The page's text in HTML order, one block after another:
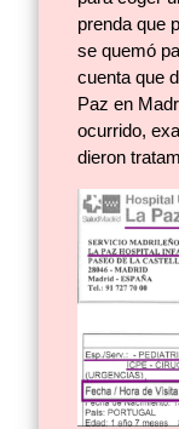
prenda que
se quemó
cuenta que
Paz en
ocurrido,
dieron